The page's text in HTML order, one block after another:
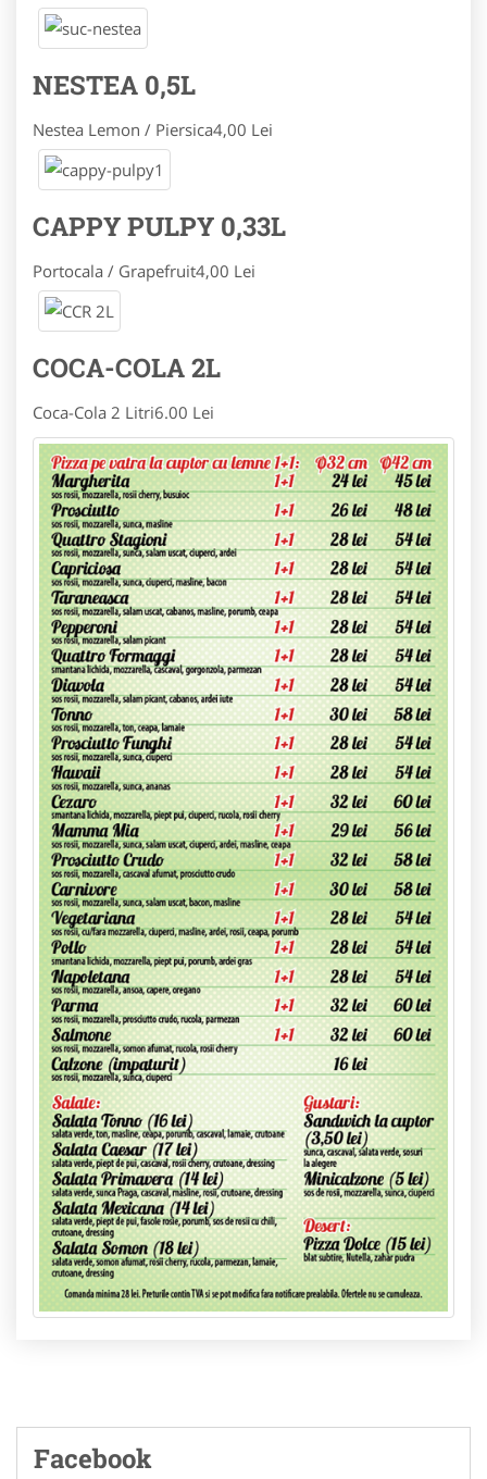
NESTEA 0,5L
Nestea Lemon / Piersica4,00 Lei
CAPPY PULPY 0,33L
Portocala / Grapefruit4,00 Lei
COCA-COLA 2L
Coca-Cola 2 Litri6.00 Lei
Facebook